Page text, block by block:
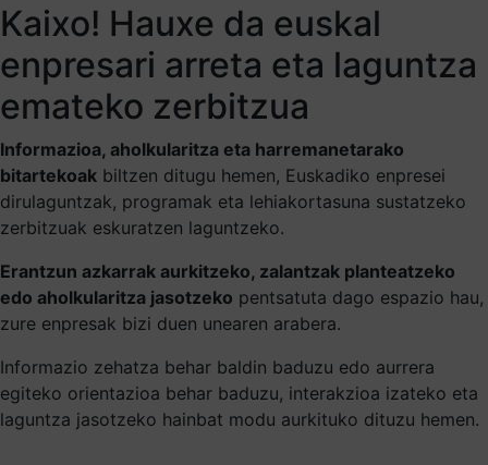
Kaixo! Hauxe da euskal
enpresari arreta eta laguntza
emateko zerbitzua
Informazioa, aholkularitza eta harremanetarako
bitartekoak biltzen ditugu hemen, Euskadiko enpresei
dirulaguntzak, programak eta lehiakortasuna sustatzeko
zerbitzuak eskuratzen laguntzeko.
Erantzun azkarrak aurkitzeko, zalantzak planteatzeko
edo aholkularitza jasotzeko pentsatuta dago espazio hau,
zure enpresak bizi duen unearen arabera.
Informazio zehatza behar baldin baduzu edo aurrera
egiteko orientazioa behar baduzu, interakzioa izateko eta
laguntza jasotzeko hainbat modu aurkituko dituzu hemen.